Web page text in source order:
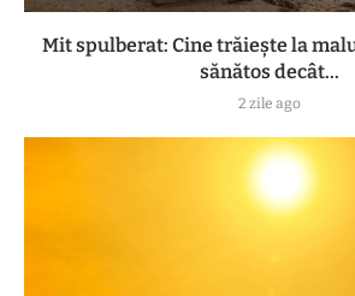
Mit spulberat: Cine trăiește la
sănătos decât...
2 zile ago